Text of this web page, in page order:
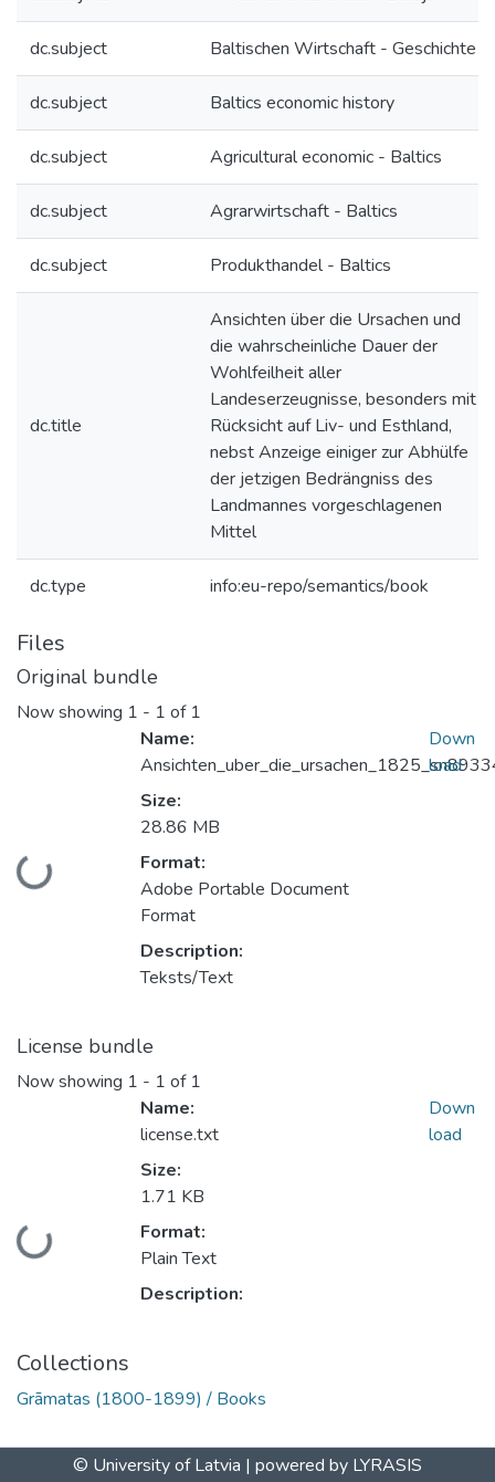
dc.subject Baltischen Wirtschaft - Geschichte
dc.subject Baltics economic history
dc.subject Agricultural economic - Baltics
dc.subject Agrarwirtschaft - Baltics
dc.subject Produkthandel - Baltics
dc.title
Ansichten über die Ursachen und
die wahrscheinliche Dauer der
Wohlfeilheit aller
Landeserzeugnisse, besonders mit
Rücksicht auf Liv- und Esthland,
nebst Anzeige einiger zur Abhülfe
der jetzigen Bedrängniss des
Landmannes vorgeschlagenen
Mittel
dc.type info:eu-repo/semantics/book
Files
Original bundle
Now showing 1 - 1 of 1
Loading...
Name:
Size:
28.86 MB
Format:
Adobe Portable Document
Format
Description:
Teksts/Text
Down
load
License bundle
Now showing 1 - 1 of 1
Loading...
Name:
license.txt
Size:
1.71 KB
Format:
Plain Text
Description:
Down
load
Collections
Grāmatas (1800-1899) / Books
© University of Latvia | powered by LYRASIS